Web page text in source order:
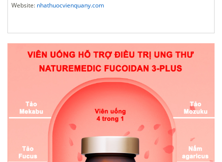
Website: nhathuocvienquany.com